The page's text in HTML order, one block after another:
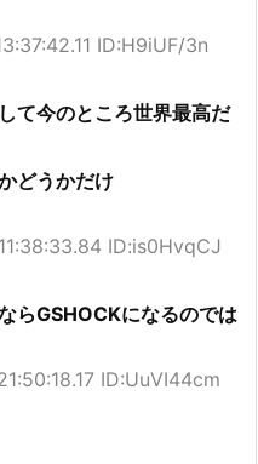
ID:H9iUF/3n
て今のところ世界最高だ
どうかだけ
ID:is0HvqCJ
らGSHOCKになるのでは
ID:UuVI44cm